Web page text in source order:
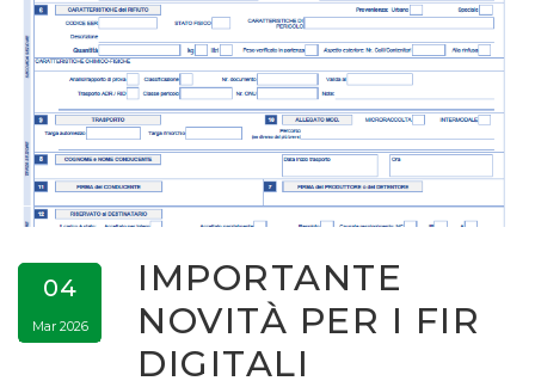
04
Mar 2026
IMPORTANTE
NOVITÀ PER I FIR
DIGITALI